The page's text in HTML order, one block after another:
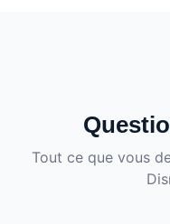
Tout ce que vous